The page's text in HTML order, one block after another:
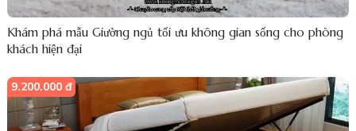
Khám phá mẫu Giường ngủ tối ưu không gian sống cho phòng
khách hiện đại
9.200.000 đ